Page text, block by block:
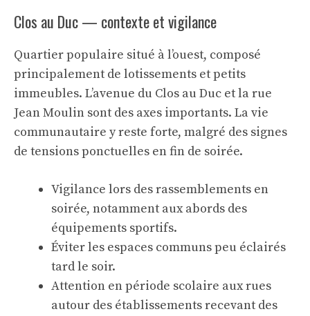
Clos au Duc — contexte et vigilance
Quartier populaire situé à l’ouest, composé
principalement de lotissements et petits
immeubles. L’avenue du Clos au Duc et la rue
Jean Moulin sont des axes importants. La vie
communautaire y reste forte, malgré des signes
de tensions ponctuelles en fin de soirée.
Vigilance lors des rassemblements en
soirée, notamment aux abords des
équipements sportifs.
Éviter les espaces communs peu éclairés
tard le soir.
Attention en période scolaire aux rues
autour des établissements recevant des